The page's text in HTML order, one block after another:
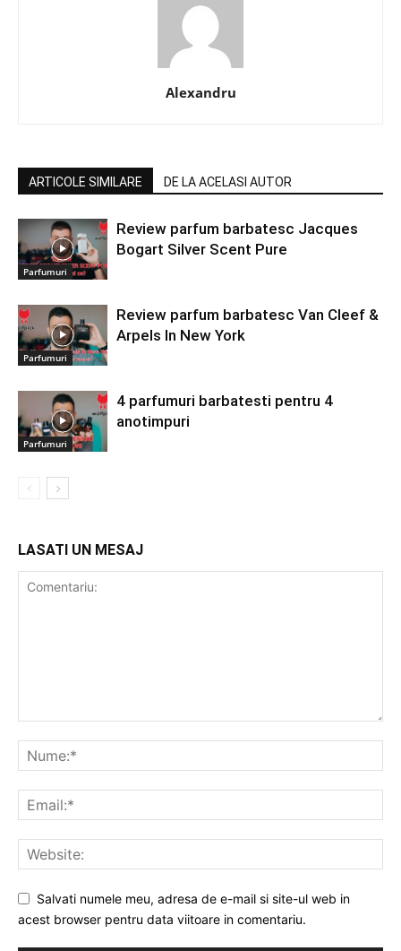
Alexandru
ARTICOLE SIMILARE DE LA ACELASI AUTOR
Parfumuri
Review parfum barbatesc Jacques
Bogart Silver Scent Pure
Parfumuri
Review parfum barbatesc Van Cleef &
Arpels In New York
Parfumuri
4 parfumuri barbatesti pentru 4
anotimpuri
LASATI UN MESAJ
Salvati numele meu, adresa de e-mail si site-ul web in
acest browser pentru data viitoare in comentariu.